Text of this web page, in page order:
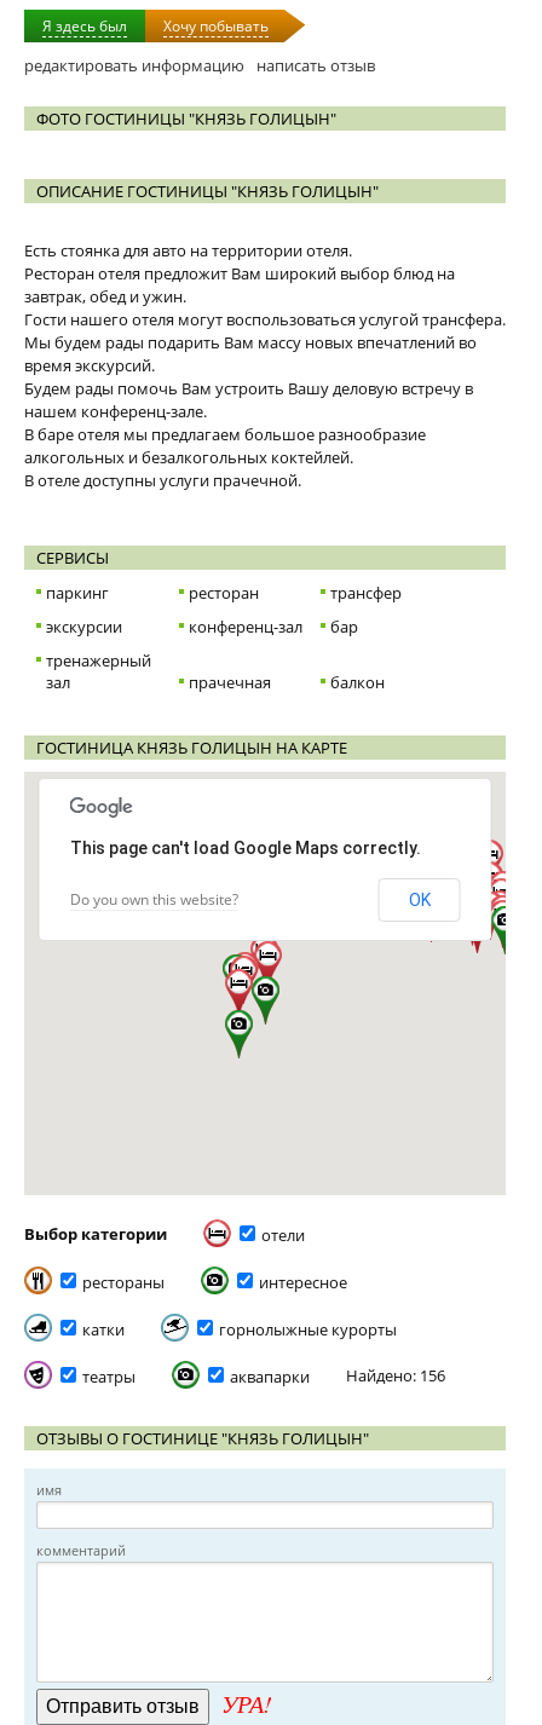
Я здесь был Хочу побывать
редактировать информацию написать отзыв
ФОТО ГОСТИНИЦЫ "КНЯЗЬ ГОЛИЦЫН"
ОПИСАНИЕ ГОСТИНИЦЫ "КНЯЗЬ ГОЛИЦЫН"
Есть стоянка для авто на территории отеля.
Ресторан отеля предложит Вам широкий выбор блюд на
завтрак, обед и ужин.
Гости нашего отеля могут воспользоваться услугой трансфера.
Мы будем рады подарить Вам массу новых впечатлений во
время экскурсий.
Будем рады помочь Вам устроить Вашу деловую встречу в
нашем конференц-зале.
В баре отеля мы предлагаем большое разнообразие
алкогольных и безалкогольных коктейлей.
В отеле доступны услуги прачечной.
СЕРВИСЫ
паркинг
ресторан
трансфер
экскурсии
конференц-зал
бар
тренажерный
зал
прачечная балкон
ГОСТИНИЦА КНЯЗЬ ГОЛИЦЫН НА КАРТЕ
This page can't load Google Maps correctly.
Do you own this website? OK
Выбор категории отели
рестораны интересное
катки горнолыжные курорты
театры аквапарки Найдено: 156
ОТЗЫВЫ О ГОСТИНИЦЕ "КНЯЗЬ ГОЛИЦЫН"
имя
комментарий
УРА!